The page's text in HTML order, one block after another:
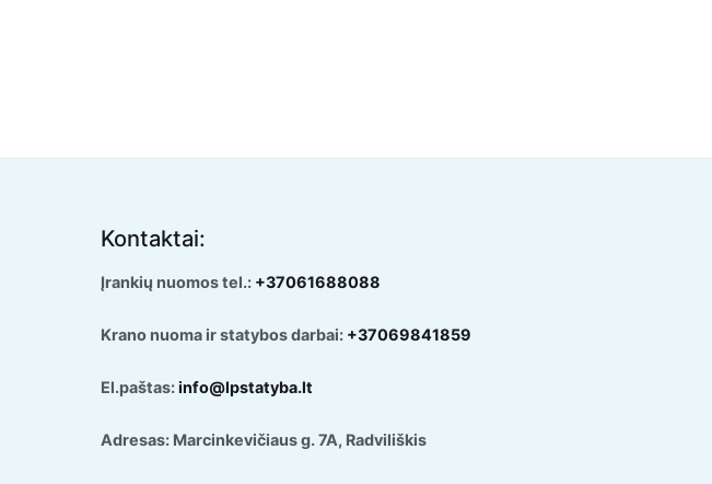
Kontaktai:
Įrankių nuomos tel.: +37061688088
Krano nuoma ir statybos darbai: +37069841859
El.paštas:info@lpstatyba.lt
Adresas: Marcinkevičiaus g. 7A, Radviliškis